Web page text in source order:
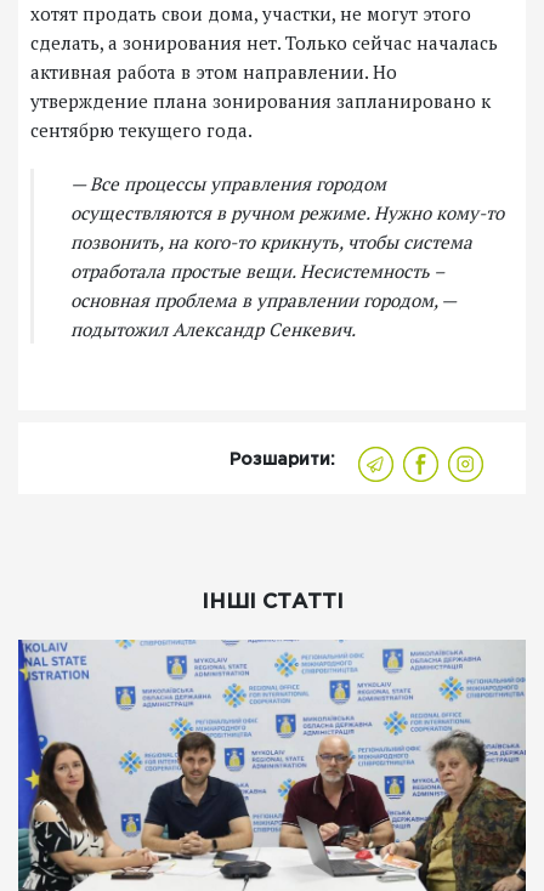
хотят продать свои дома, участки, не могут этого
сделать, а зонирования нет. Только сейчас началась
активная работа в этом направлении. Но
утверждение плана зонирования запланировано к
сентябрю текущего года.
— Все процессы управления городом
осуществляются в ручном режиме. Нужно кому-то
позвонить, на кого-то крикнуть, чтобы система
отработала простые вещи. Несистемность –
основная проблема в управлении городом, —
подытожил Александр Сенкевич.
Розшарити:
ІНШІ СТАТТІ